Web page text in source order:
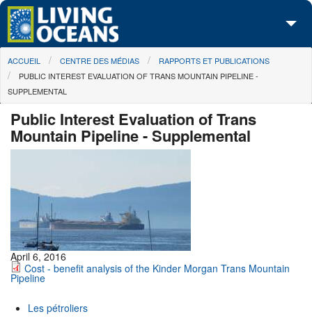
Skip to main content
À propos de nous
Nos campagnes
Centre des Médias
Passez à l'action
You are here
ACCUEIL CENTRE DES MÉDIAS
RAPPORTS ET PUBLICATIONS
PUBLIC INTEREST EVALUATION OF TRANS MOUNTAIN PIPELINE -
SUPPLEMENTAL
Public Interest Evaluation of Trans
Mountain Pipeline - Supplemental
April 6, 2016
Cost - benefit analysis of the Kinder Morgan Trans Mountain
Pipeline
Les pétroliers